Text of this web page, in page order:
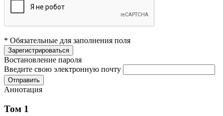
* Обязательные для заполнения поля
Востановление пароля
Введите свою электронную почту
Аннотация
Том 1